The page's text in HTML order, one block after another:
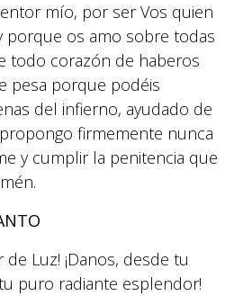
mío, por ser Vos quien
porque os amo sobre todas
todo corazón de haberos
pesa porque podéis
del infierno, ayudado de
firmemente nunca
y cumplir la penitencia que
de Luz! ¡Danos, desde tu
puro radiante esplendor!